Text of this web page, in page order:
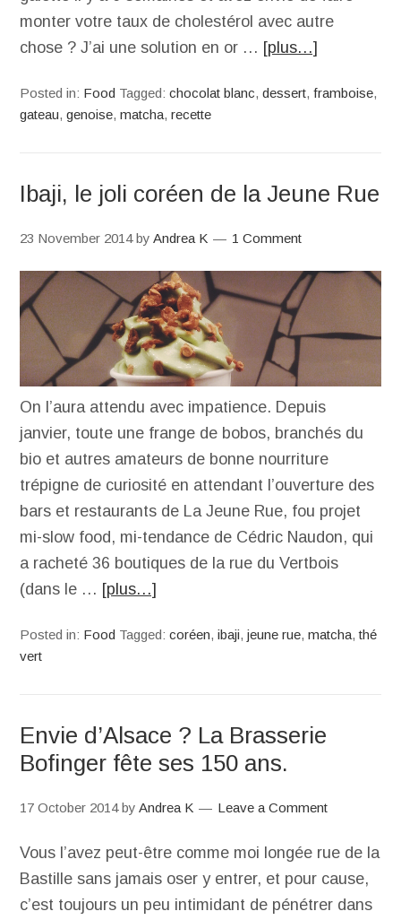
monter votre taux de cholestérol avec autre
chose ? J’ai une solution en or … [plus…]
Posted in: Food Tagged:chocolat blanc,dessert,framboise,
gateau,genoise,matcha,recette
Ibaji, le joli coréen de la Jeune Rue
23 November 2014 byAndrea K 1 Comment
On l’aura attendu avec impatience. Depuis
janvier, toute une frange de bobos, branchés du
bio et autres amateurs de bonne nourriture
trépigne de curiosité en attendant l’ouverture des
bars et restaurants de La Jeune Rue, fou projet
mi-slow food, mi-tendance de Cédric Naudon, qui
a racheté 36 boutiques de la rue du Vertbois
(dans le … [plus…]
Posted in: Food Tagged:coréen,ibaji,jeune rue,matcha,thé
vert
Envie d’Alsace ? La Brasserie
Bofinger fête ses 150 ans.
17 October 2014 byAndrea K Leave a Comment
Vous l’avez peut-être comme moi longée rue de la
Bastille sans jamais oser y entrer, et pour cause,
c’est toujours un peu intimidant de pénétrer dans